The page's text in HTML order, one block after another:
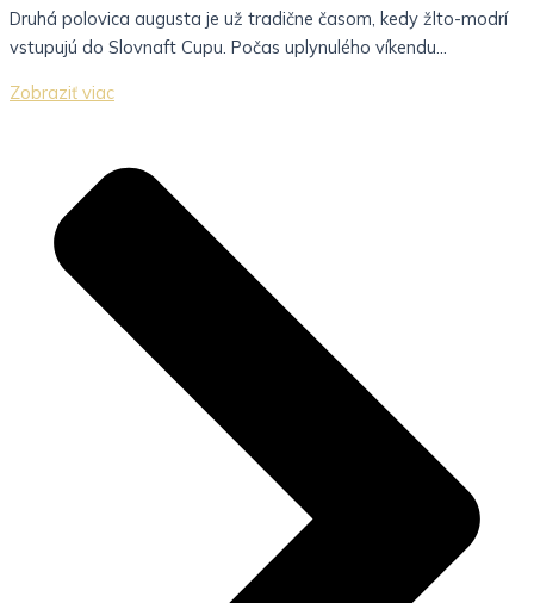
Druhá polovica augusta je už tradične časom, kedy žlto-modrí
vstupujú do Slovnaft Cupu. Počas uplynulého víkendu...
Zobraziť viac